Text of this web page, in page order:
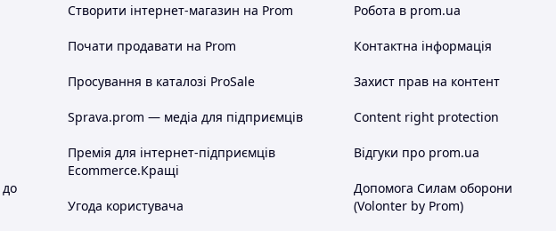
Створити інтернет-магазин на Prom
Почати продавати на Prom
Просування в каталозі ProSale
Sprava.prom — медіа для підприємців
Премія для інтернет-підприємців
Ecommerce.Кращі
Угода користувача
Робота в prom.ua
Контактна інформація
Захист прав на контент
Content right protection
Відгуки про prom.ua
Допомога Силам оборони
(Volonter by Prom)